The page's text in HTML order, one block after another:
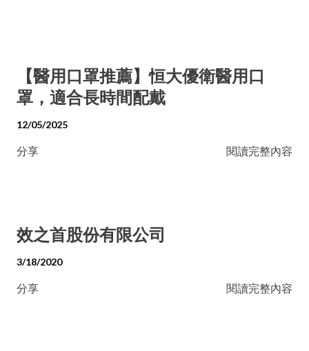
【醫用口罩推薦】恒大優衛醫用口
罩，適合長時間配戴
12/05/2025
分享 閱讀完整內容
效之首股份有限公司
3/18/2020
分享 閱讀完整內容